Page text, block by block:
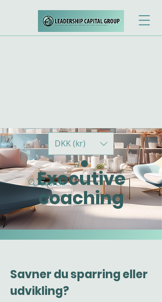
DKK (kr)
Executive
coaching
Savner du sparring eller
udvikling?